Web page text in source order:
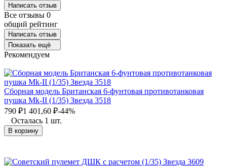
Написать отзыв
Все отзывы 0
общий рейтинг
Написать отзыв
Показать ещё
Рекомендуем
Сборная модель Британская 6-фунтовая противотанковая
пушка Mk-II (1/35) Звезда 3518
790 ₽1 401,60 ₽-44%
Осталась 1 шт.
В корзину